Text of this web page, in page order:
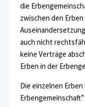
die
zwischen den
auch nicht
keine Verträge
Erben in der
Die einzelnen